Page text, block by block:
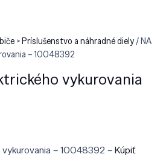
> Príslušenstvo a náhradné diely/ NA
– 10048392
vykurovania
vykurovania – 10048392 –Kúpiť